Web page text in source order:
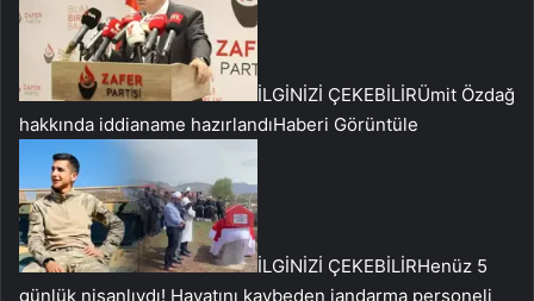
İLGİNİZİ ÇEKEBİLİRÜmit Özdağ
hakkında iddianame hazırlandıHaberi Görüntüle
İLGİNİZİ ÇEKEBİLİRHenüz 5
günlük nişanlıydı! Hayatını kaybeden jandarma personeli